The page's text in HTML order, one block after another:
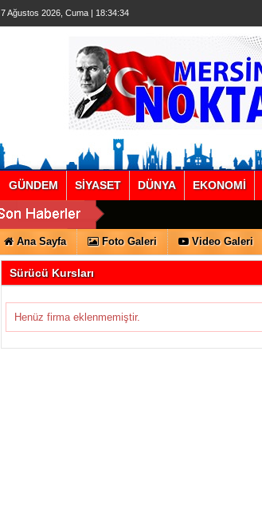
7 Ağustos 2026, Cuma | 18:34:35
GÜNDEM SİYASET DÜNYA EKONOMİ
Ana Sayfa Foto Galeri Video Galeri
Sürücü Kursları
Henüz firma eklenmemiştir.